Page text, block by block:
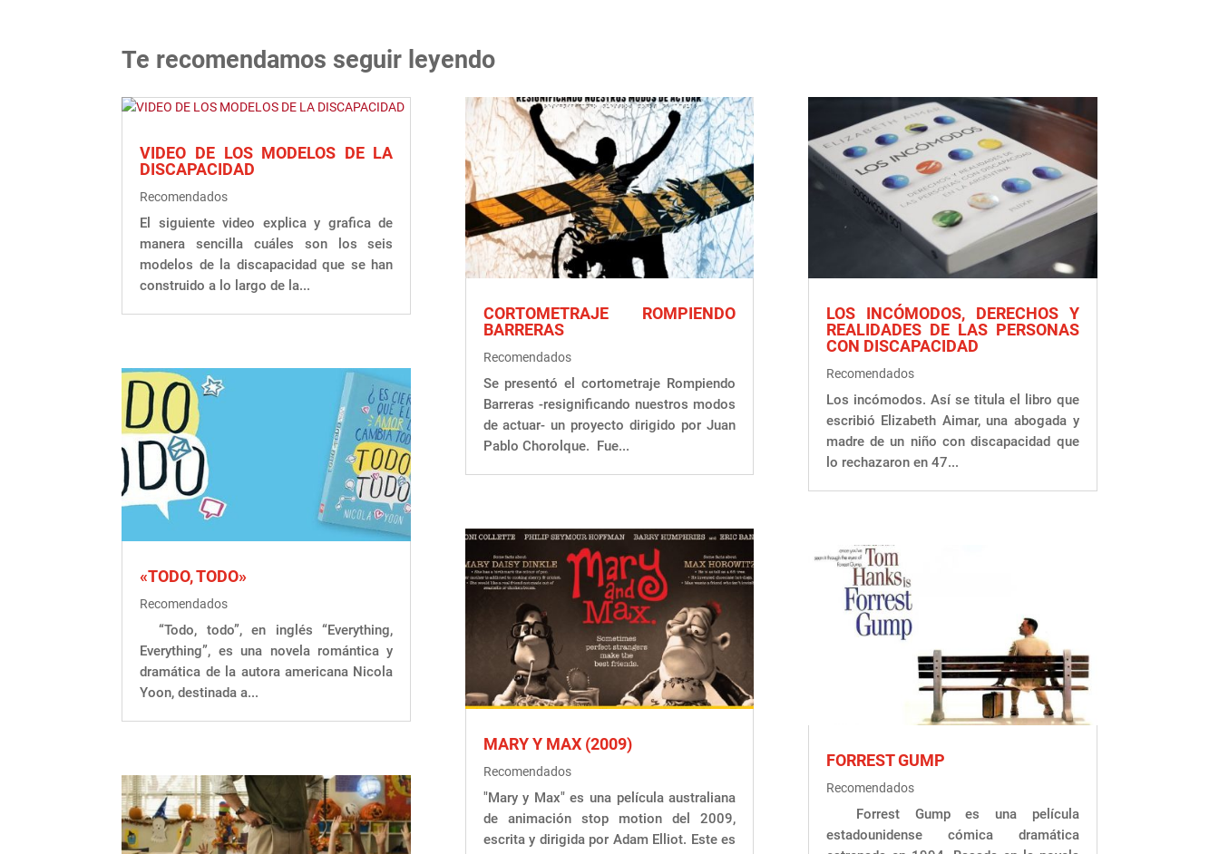
Te recomendamos seguir leyendo
VIDEO DE LOS MODELOS DE LA
DISCAPACIDAD
Recomendados
El siguiente video explica y grafica de
manera sencilla cuáles son los seis
modelos de la discapacidad que se han
construido a lo largo de la...
«TODO, TODO»
Recomendados
“Todo, todo”, en inglés “Everything,
Everything”, es una novela romántica y
dramática de la autora americana Nicola
Yoon, destinada a...
CORTOMETRAJE ROMPIENDO
BARRERAS
Recomendados
Se presentó el cortometraje Rompiendo
Barreras -resignificando nuestros modos
de actuar- un proyecto dirigido por Juan
Pablo Chorolque. Fue...
MARY Y MAX (2009)
Recomendados
"Mary y Max" es una película australiana
de animación stop motion del 2009,
escrita y dirigida por Adam Elliot. Este es
LOS INCÓMODOS, DERECHOS Y
REALIDADES DE LAS PERSONAS
CON DISCAPACIDAD
Recomendados
Los incómodos. Así se titula el libro que
escribió Elizabeth Aimar, una abogada y
madre de un niño con discapacidad que
lo rechazaron en 47...
FORREST GUMP
Recomendados
Forrest Gump es una película
estadounidense cómica dramática